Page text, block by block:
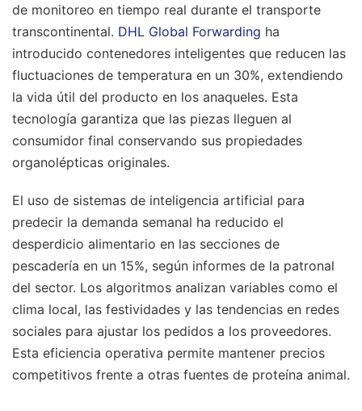
de monitoreo en tiempo real durante el transporte
transcontinental. DHL Global Forwarding ha
introducido contenedores inteligentes que reducen las
fluctuaciones de temperatura en un 30%, extendiendo
la vida útil del producto en los anaqueles. Esta
tecnología garantiza que las piezas lleguen al
consumidor final conservando sus propiedades
organolépticas originales.
El uso de sistemas de inteligencia artificial para
predecir la demanda semanal ha reducido el
desperdicio alimentario en las secciones de
pescadería en un 15%, según informes de la patronal
del sector. Los algoritmos analizan variables como el
clima local, las festividades y las tendencias en redes
sociales para ajustar los pedidos a los proveedores.
Esta eficiencia operativa permite mantener precios
competitivos frente a otras fuentes de proteína animal.